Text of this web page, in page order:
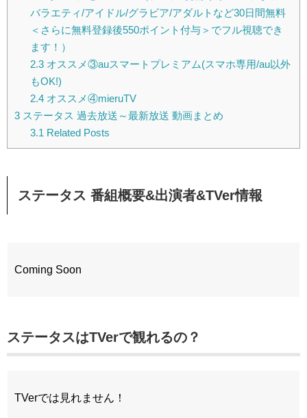
バラエティ/アイドル/グラビア/アダルトなど30日間無料
＜さらに無料登録後550ポイント付与＞でフル視聴でき
ます！）
2.3オススメ③auスマートプレミアム(スマホ専用/au以外
もOK!)
2.4オススメ④mieruTV
3 ステータス 過去放送～最新放送 動画まとめ
3.1 Related Posts
ステータス 番組概要&出演者&TVer情報
Coming Soon
ステータスはTVerで観れるの？
TVerでは見れません！